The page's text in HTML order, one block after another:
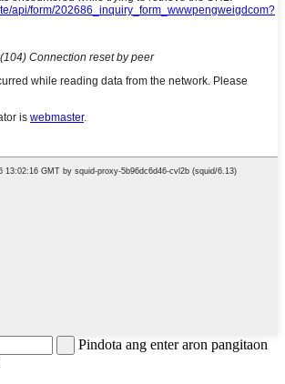
Pindota ang enter aron pangitaon